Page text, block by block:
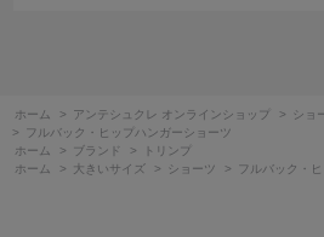
ホーム > アンテシュクレ オンラインショップ >
ショ
>
フルバック・ヒップハンガーショーツ
ホーム
> ブランド >
トリンプ
ホーム
> 大きいサイズ > ショーツ > フルバック・